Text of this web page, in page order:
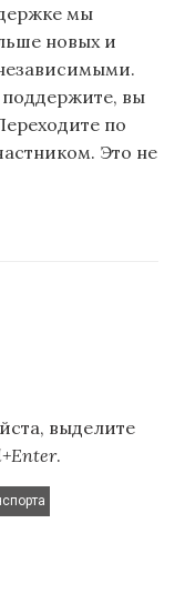
мы
новых и
поддержите, вы
по
Это не
выделите
.